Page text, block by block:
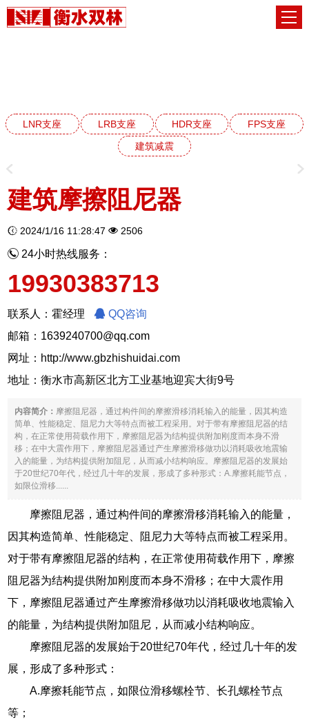
LNR支座 LRB支座 HDR支座
FPS支座
建筑减震
建筑摩擦阻尼器
2024/1/16 11:28:47 2506
24小时热线服务：
19930383713
联系人：霍经理
QQ咨询
邮箱：1639240700@qq.com
网址： http://www.gbzhishuidai.com
地址：衡水市高新区北方工业基地迎宾大街9号
内容简介： 摩擦阻尼器，通过构件间的摩擦滑移消耗输入的能量，因其构造
简单、性能稳定、阻尼力大等特点而被工程采用。对于带有摩擦阻尼器的结
构，在正常使用荷载作用下，摩擦阻尼器为结构提供附加刚度而本身不滑
移；在中大震作用下，摩擦阻尼器通过产生摩擦滑移做功以消耗吸收地震输
入的能量，为结构提供附加阻尼，从而减小结构响应。摩擦阻尼器的发展始
于20世纪70年代，经过几十年的发展，形成了多种形式：A.摩擦耗能节点，
如限位滑移......
摩擦阻尼器，通过构件间的摩擦滑移消耗输入的能量，
因其构造简单、性能稳定、阻尼力大等特点而被工程采用。
对于带有摩擦阻尼器的结构，在正常使用荷载作用下，摩擦
阻尼器为结构提供附加刚度而本身不滑移；在中大震作用
下，摩擦阻尼器通过产生摩擦滑移做功以消耗吸收地震输入
的能量，为结构提供附加阻尼，从而减小结构响应。
摩擦阻尼器的发展始于20世纪70年代，经过几十年的发
展，形成了多种形式：
A.摩擦耗能节点，如限位滑移螺栓节、长孔螺栓节点
等；